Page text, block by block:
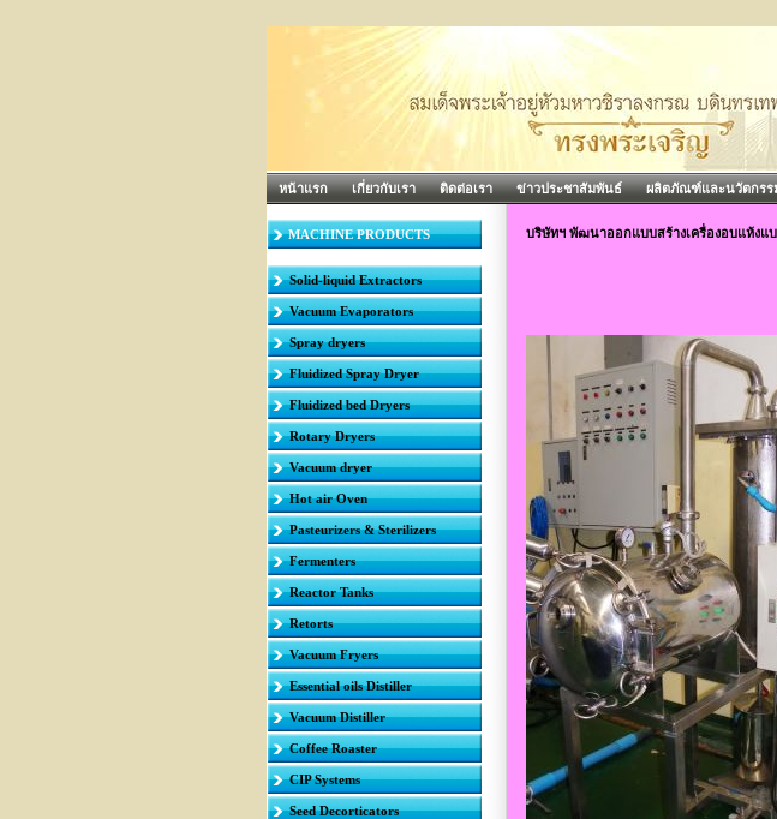
หน้าแรก เกี่ยวกับเรา ติดต่อเรา ข่าวประชาสัมพันธ์ ผลิตภัณฑ์และนวัตกรร
MACHINE PRODUCTS
Solid-liquid Extractors
Vacuum Evaporators
Spray dryers
Fluidized Spray Dryer
Fluidized bed Dryers
Rotary Dryers
Vacuum dryer
Hot air Oven
Pasteurizers & Sterilizers
Fermenters
Reactor Tanks
Retorts
Vacuum Fryers
Essential oils Distiller
Vacuum Distiller
Coffee Roaster
CIP Systems
Seed Decorticators
บริษัทฯ พัฒนาออกแบบสร้างเครื่องอบแห้งแ